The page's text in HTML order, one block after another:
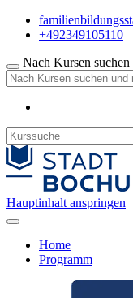
+492349105110
Nach Kursen suchen
Hauptinhalt anspringen
Home
Programm